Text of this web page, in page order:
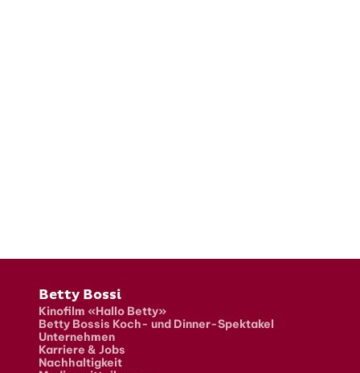
Fusszeile
Betty Bossi
Kinofilm «Hallo Betty»
Betty Bossis Koch- und Dinner-Spektakel
Unternehmen
Karriere & Jobs
Nachhaltigkeit